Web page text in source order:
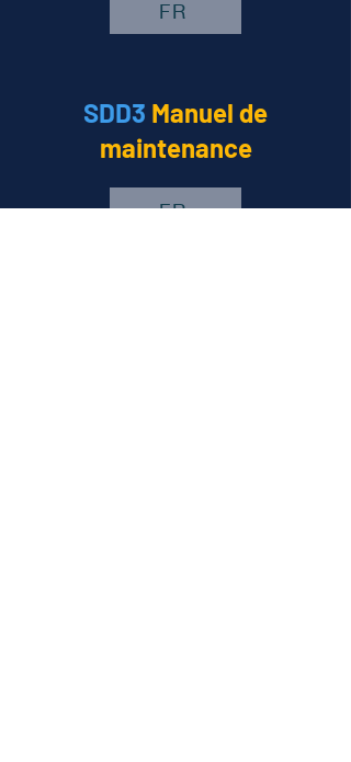
FR
SDD3 Manuel de
maintenance
FR